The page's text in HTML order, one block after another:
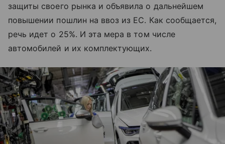
защиты своего рынка и объявила о дальнейшем
повышении пошлин на ввоз из ЕС. Как сообщается,
речь идет о 25%. И эта мера в том числе
автомобилей и их комплектующих.